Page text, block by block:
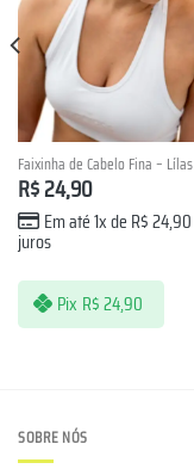
Faixinha de Cabelo Fina – Lílas
R$24,90
Em até 1x de R$24,90
juros
Pix R$24,90
SOBRE NÓS